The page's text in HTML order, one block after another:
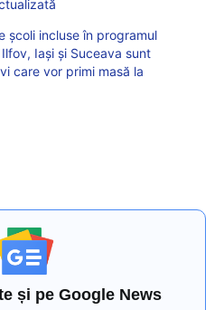
școli incluse în programul
Iași și Suceava sunt
care vor primi masă la
și pe Google News